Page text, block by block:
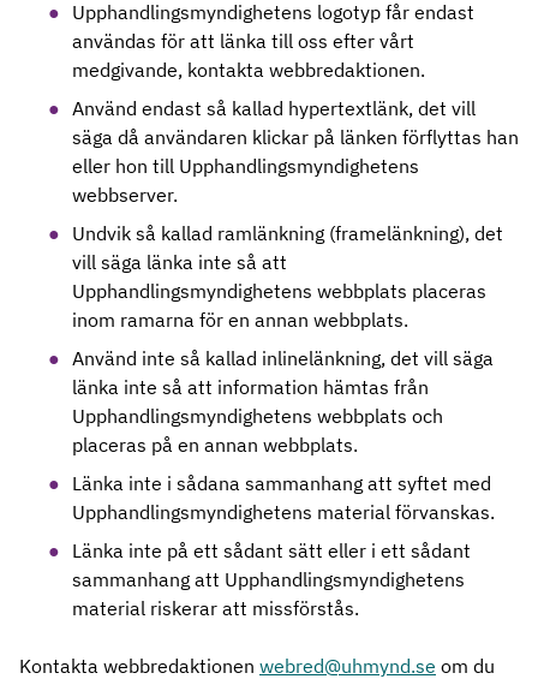
Upphandlingsmyndighetens logotyp får endast
användas för att länka till oss efter vårt
medgivande, kontakta webbredaktionen.
Använd endast så kallad hypertextlänk, det vill
säga då användaren klickar på länken förflyttas han
eller hon till Upphandlingsmyndighetens
webbserver.
Undvik så kallad ramlänkning (framelänkning), det
vill säga länka inte så att
Upphandlingsmyndighetens webbplats placeras
inom ramarna för en annan webbplats.
Använd inte så kallad inlinelänkning, det vill säga
länka inte så att information hämtas från
Upphandlingsmyndighetens webbplats och
placeras på en annan webbplats.
Länka inte i sådana sammanhang att syftet med
Upphandlingsmyndighetens material förvanskas.
Länka inte på ett sådant sätt eller i ett sådant
sammanhang att Upphandlingsmyndighetens
material riskerar att missförstås.
Kontakta webbredaktionen webred@uhmynd.se om du